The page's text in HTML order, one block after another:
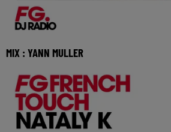
MIX : YANN MULLER
juillet 2026 🎧 Ecoutez Radio FG sur